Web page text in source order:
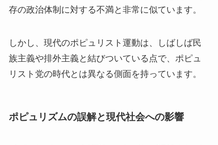
存の政治体制に対する不満と非常に似ています。
しかし、現代のポピュリスト運動は、しばしば民
族主義や排外主義と結びついている点で、ポピュ
リスト党の時代とは異なる側面を持っています。
ポピュリズムの誤解と現代社会への影響